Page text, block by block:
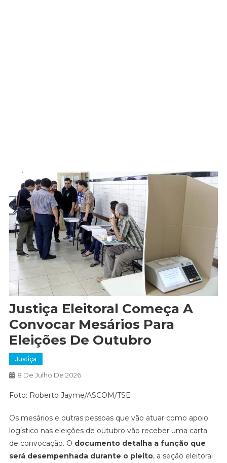
Justiça Eleitoral Começa A
Convocar Mesários Para
Eleições De Outubro
Justiça
8 De Julho De 2026
Foto: Roberto Jayme/ASCOM/TSE
Os mesários e outras pessoas que vão atuar como apoio
logístico nas eleições de outubro vão receber uma carta
de convocação. O documento detalha a função que
será desempenhada durante o pleito, a seção eleitoral